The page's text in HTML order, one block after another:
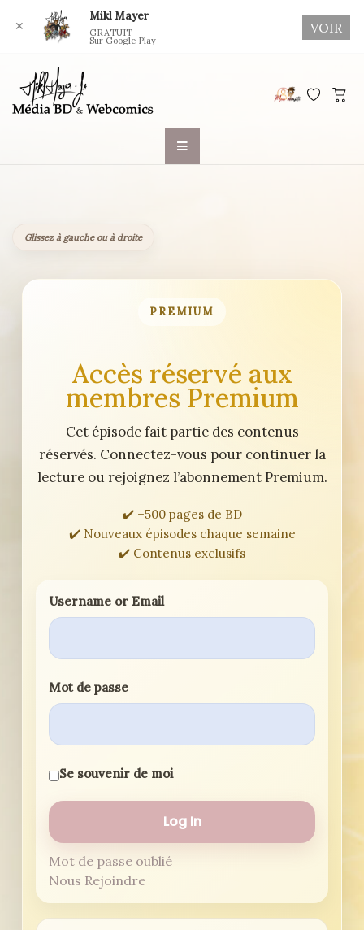
Glissez à gauche ou à droite
PREMIUM
Accès réservé aux
membres Premium
Cet épisode fait partie des contenus
réservés. Connectez-vous pour continuer la
lecture ou rejoignez l’abonnement Premium.
✔️ +500 pages de BD
✔️ Nouveaux épisodes chaque semaine
✔️ Contenus exclusifs
Username or Email
Mot de passe
Se souvenir de moi
Mot de passe oublié
Nous Rejoindre
✕
Mikl Mayer
GRATUIT
Sur Google Play
VOIR